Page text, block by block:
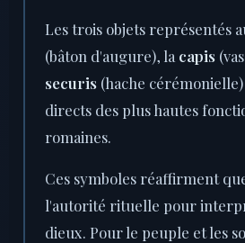
Les trois objets représentés
(bâton d'augure), la capis
securis (hache
directs des plus hautes
romaines.
Ces symboles réaffirment
l'autorité rituelle pour
dieux. Pour le peuple et les